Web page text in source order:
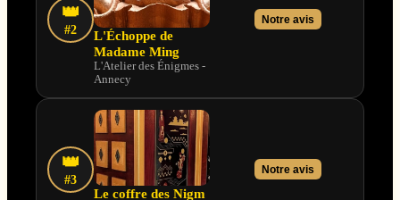
👑
#2
L'Échoppe de
Madame Ming
L'Atelier des Énigmes -
Annecy
Notre avis
👑
#3
Le coffre des Nigm
Notre avis